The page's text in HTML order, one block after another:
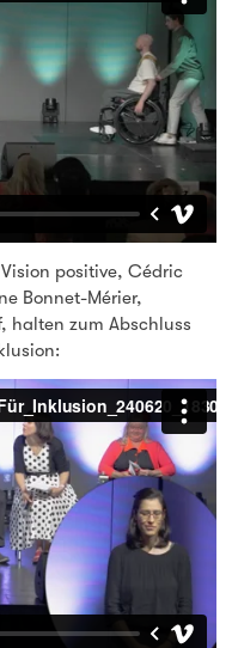
positive, Cédric
Bonnet-Mérier,
halten zum Abschluss